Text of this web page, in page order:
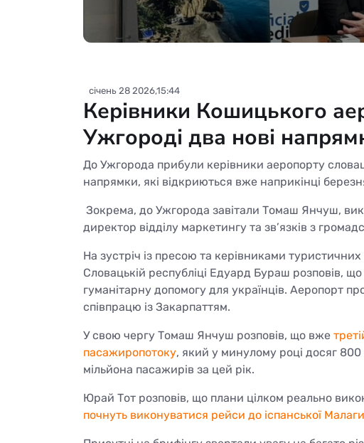
січень 28 2026,15:44
Керівники Кошицького
Ужгороді два нові
До Ужгорода прибули керівники аеропорту
напрямки, які відкриються вже наприкінці
Зокрема, до Ужгорода завітали Томаш Янчуш,
директор відділу маркетингу та зв’язків з
На зустріч із пресою та керівниками
Словацькій республіці Едуард Бураш розповів,
гуманітарну допомогу для українців. Аеропорт
співпрацю із Закарпаттям.
У свою чергу Томаш Янчуш розповів, що вже
пасажиропотоку, який у минулому році досяг
мільйона пасажирів за цей рік.
Юрай Тот розповів, що плани цілком реально
почнуть виконуватися рейси до іспанської Малаги